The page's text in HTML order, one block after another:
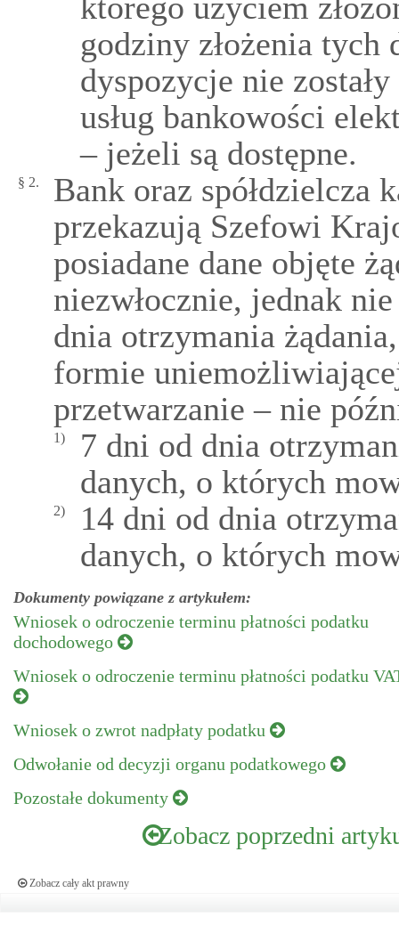
godziny złożenia
dyspozycje nie
usług bankowości
– jeżeli są dostępne.
§ 2.
Bank oraz spółdzielcza
przekazują Szefowi
posiadane dane objęte
niezwłocznie, jednak
dnia otrzymania
formie
przetwarzanie – nie
1)
7 dni od dnia
danych, o których
2)
14 dni od dnia
danych, o których
Dokumenty powiązane z artykułem:
Wniosek o odroczenie terminu płatności podatku
dochodowego
Wniosek o odroczenie terminu płatności podatku
Wniosek o zwrot nadpłaty podatku
Odwołanie od decyzji organu podatkowego
Pozostałe dokumenty
Zobacz poprzedni
Zobacz cały akt prawny